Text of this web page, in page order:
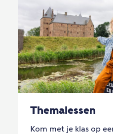
Themalessen
Kom met je klas op